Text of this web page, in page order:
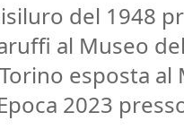
del 1948
al Museo
esposta al
2023